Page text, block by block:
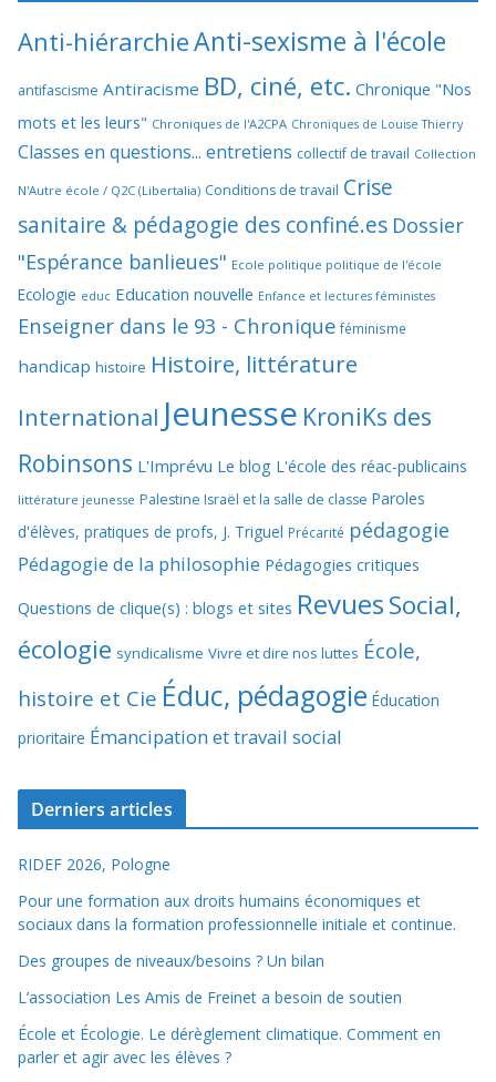
Anti-hiérarchieAnti-sexisme à l'école
antifascisme Antiracisme BD, ciné, etc. Chronique "Nos
mots et les leurs" Chroniques de l'A2CPA Chroniques de Louise Thierry
Classes en questions... entretiens collectif de travail Collection
N'Autre école / Q2C (Libertalia) Conditions de travail Crise
sanitaire & pédagogie des confiné.es Dossier
"Espérance banlieues" Ecole politique politique de l'école
Ecologie educ Education nouvelle Enfance et lectures féministes
Enseigner dans le 93 - Chronique féminisme
handicap histoire Histoire, littérature
International Jeunesse KroniKs des
Robinsons L'Imprévu Le blog L'école des réac-publicains
littérature jeunesse Palestine Israël et la salle de classe Paroles
d'élèves, pratiques de profs, J. Triguel Précarité pédagogie
Pédagogie de la philosophie Pédagogies critiques
Questions de clique(s) : blogs et sites RevuesSocial,
écologie syndicalisme Vivre et dire nos luttes École,
histoire et Cie Éduc, pédagogie Éducation
prioritaire Émancipation et travail social
Derniers articles
RIDEF 2026, Pologne
Pour une formation aux droits humains économiques et
sociaux dans la formation professionnelle initiale et continue.
Des groupes de niveaux/besoins ? Un bilan
L’association Les Amis de Freinet a besoin de soutien
École et Écologie. Le dérèglement climatique. Comment en
parler et agir avec les élèves ?